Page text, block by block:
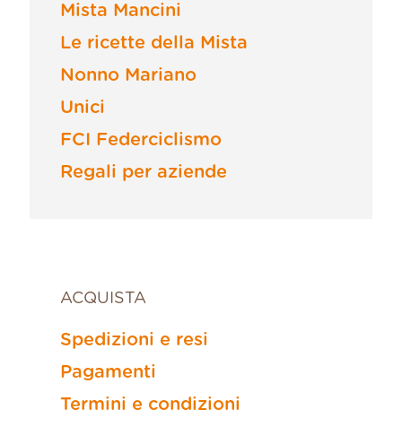
Mista Mancini
Le ricette della Mista
Nonno Mariano
Unici
FCI Federciclismo
Regali per aziende
ACQUISTA
Spedizioni e resi
Pagamenti
Termini e condizioni